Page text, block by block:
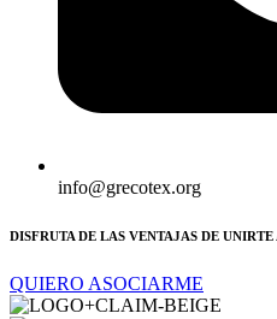
info@grecotex.org
DISFRUTA DE LAS VENTAJAS DE
QUIERO ASOCIARME